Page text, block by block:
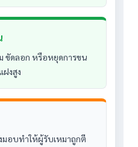
ขัดลอก หรือหยุดการขน
งสูง
อบทำให้ผู้รับเหมาถูกตี